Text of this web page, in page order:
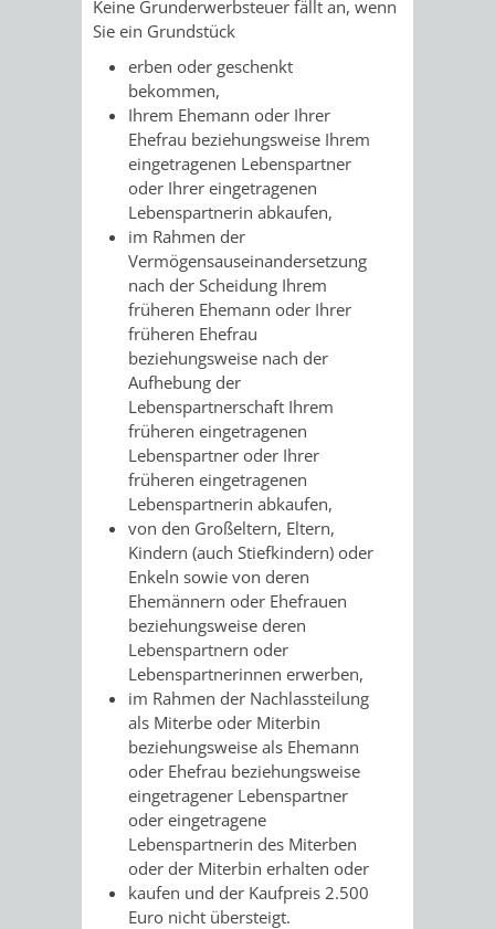
HILFE
MENSCHEN
MIT
BEHINDERUNG
MENSCHEN
MIT
DEMENZ
MIGRANTEN
FLÜCHTLINGE
BAUHERREN
BAUHERRENBERATUNG
GRUNDSTÜCKSWERTERMITTLUNG
DENKMALSCHUTZ
AUFGABEN
DER
UNTEREN
DENKMALSCHUTZBEHÖRDE
STEUERVORTEILE
SATZUNGEN
IM
BEREICH
DENKMALSCHUTZ
GENEHMIGUNGSVERFAHREN
TAG
DES
OFFENEN
DENKMALS
VERKAUF
STÄDTISCHER
BAUPLÄTZE
VERKAUF
STÄDTISCHER
HÄUSER
/
LIEGENSCHAFTEN
ABWASSERBESEITIGUNG
ERSCHLIESSUNGSBEITRAG
ANTRAGSVERFAHREN
VERMIETE
BERATUNGSERGEBNISSE
TAGESORDNUNG
SITZUNGSUNTERLAGEN
UMLEGUNGSAUSSCHUSS
BERATENDE
AUSSCHÜSSE
BÜRGERMEISTER
/
DEZERNATE
UND
DENKMALSCHUTZ
AMT
Keine Grunderwerbsteuer fällt an, wenn
Sie ein Grundstück
erben oder geschenkt
bekommen,
Ihrem Ehemann oder Ihrer
Ehefrau beziehungsweise Ihrem
eingetragenen Lebenspartner
oder Ihrer eingetragenen
Lebenspartnerin abkaufen,
im Rahmen der
Vermögensauseinandersetzung
nach der Scheidung Ihrem
früheren Ehemann oder Ihrer
früheren Ehefrau
beziehungsweise nach der
Aufhebung der
Lebenspartnerschaft Ihrem
früheren eingetragenen
Lebenspartner oder Ihrer
früheren eingetragenen
Lebenspartnerin abkaufen,
von den Großeltern, Eltern,
Kindern (auch Stiefkindern) oder
Enkeln sowie von deren
Ehemännern oder Ehefrauen
beziehungsweise deren
Lebenspartnern oder
Lebenspartnerinnen erwerben,
im Rahmen der Nachlassteilung
als Miterbe oder Miterbin
beziehungsweise als Ehemann
oder Ehefrau beziehungsweise
eingetragener Lebenspartner
oder eingetragene
Lebenspartnerin des Miterben
oder der Miterbin erhalten oder
kaufen und der Kaufpreis 2.500
Euro nicht übersteigt.